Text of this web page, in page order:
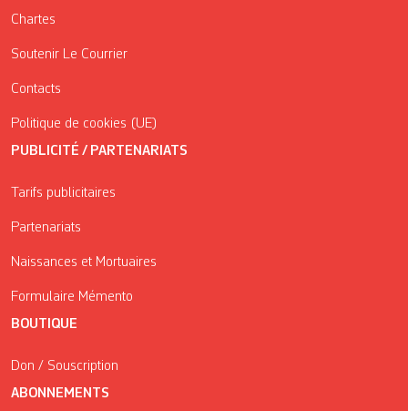
Chartes
Soutenir Le Courrier
Contacts
Politique de cookies (UE)
PUBLICITÉ / PARTENARIATS
Tarifs publicitaires
Partenariats
Naissances et Mortuaires
Formulaire Mémento
BOUTIQUE
Don / Souscription
ABONNEMENTS